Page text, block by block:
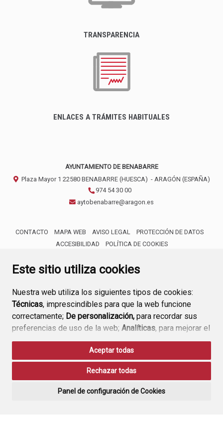
Este sitio utiliza cookies
Nuestra web utiliza los siguientes tipos de cookies:
Técnicas, imprescindibles para que la web funcione
correctamente; De personalización, para recordar sus
preferencias de uso de la web; Analíticas, para mejorar el
funcionamiento de la web y sus servicios.
Si acepta pulsando el botón“Aceptar todas”
consideramos que acepta su uso. Si pulsa el botón
ninguna acción, se guardarán las cookies técnicas
Aceptar todas
Rechazar todas
Panel de configuración de Cookies
TRANSPARENCIA
ENLACES A TRÁMITES HABITUALES
AYUNTAMIENTO DE BENABARRE
Plaza Mayor 1 22580 BENABARRE (HUESCA) - ARAGÓN (ESPAÑA)
974 54 30 00
aytobenabarre@aragon.es
CONTACTO MAPA WEB AVISO LEGAL
PROTECCIÓN DE DATOS
ACCESIBILIDAD
POLÍTICA DE COOKIES